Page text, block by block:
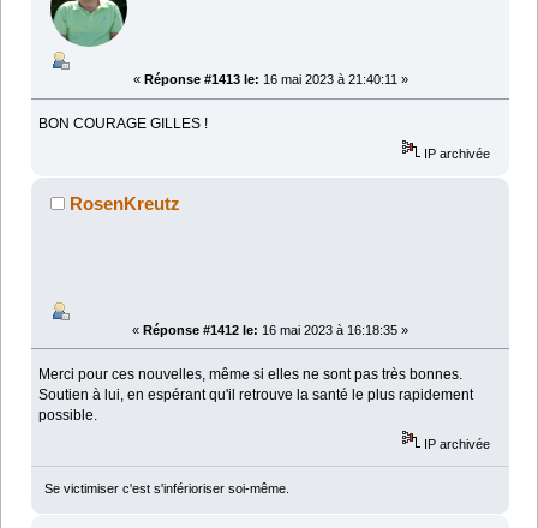
« Réponse #1413 le: 16 mai 2023 à 21:40:11 »
BON COURAGE GILLES !
IP archivée
RosenKreutz
« Réponse #1412 le: 16 mai 2023 à 16:18:35 »
Merci pour ces nouvelles, même si elles ne sont pas très bonnes.
Soutien à lui, en espérant qu'il retrouve la santé le plus rapidement
possible.
IP archivée
Se victimiser c'est s'inférioriser soi-même.